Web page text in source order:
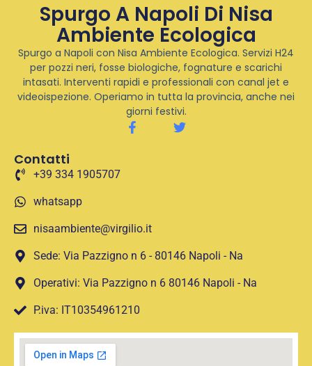
Spurgo A Napoli Di Nisa
Ambiente Ecologica
Spurgo a Napoli con Nisa Ambiente Ecologica. Servizi H24
per pozzi neri, fosse biologiche, fognature e scarichi
intasati. Interventi rapidi e professionali con canal jet e
videoispezione. Operiamo in tutta la provincia, anche nei
giorni festivi.
Contatti
+39 334 1905707
whatsapp
nisaambiente@virgilio.it
Sede: Via Pazzigno n 6 - 80146 Napoli - Na
Operativi: Via Pazzigno n 6 80146 Napoli - Na
P.iva: IT10354961210